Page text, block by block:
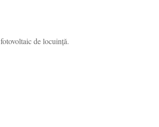
de locuință.